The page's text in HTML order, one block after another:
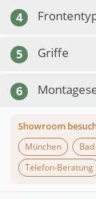
4
5 Griffe
6
Showroom
München
Telefon-Beratung